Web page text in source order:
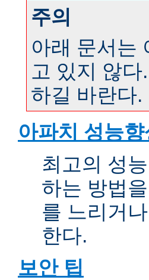
주의
아래 문서는
고 있지 않
하길 바란다.
아파치 성능향
최고의 성
하는 방법
를 느리거
한다.
보안 팁